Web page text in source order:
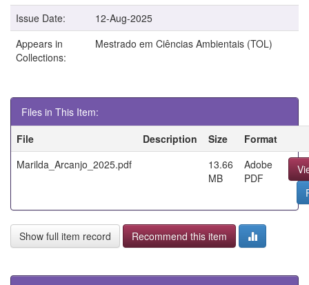
Issue Date:
12-Aug-2025
Appears in
Collections:
Mestrado em Ciências Ambientais (TOL)
Files in This Item:
File
Description Size
Format
Marilda_Arcanjo_2025.pdf
13.66
MB
Adobe
PDF
Show full item record Recommend this item